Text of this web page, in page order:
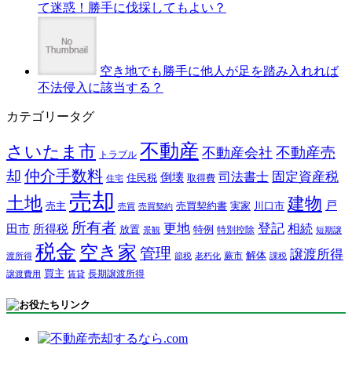
て迷惑！勝手に伐採してもよい？
空き地でも勝手に他人が足を踏み入れれば
不法侵入に該当する？
カテゴリータグ
さいたま市 トラブル 不動産 不動産会社 不動産売
却 仲介手数料 住宅 住民税 倒壊 取得費 司法書士 固定資産税
土地 売主 売却 売買 売買契約 売買契約書 実家 川口市 建物 戸
田市 所得税 所有者 放置 景観 更地 特例 特別控除 登記 相続 短期譲
渡所得 税金 空き家 管理 節税 老朽化 蕨市 解体 課税 譲渡所得
譲渡費用 買主 賃貸 長期譲渡所得